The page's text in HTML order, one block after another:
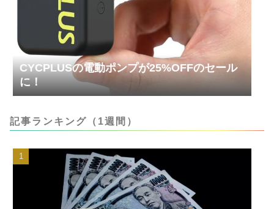
CYCPLUSの電動ポンプが25%OFFのセール
に！
記事ランキング（1週間）